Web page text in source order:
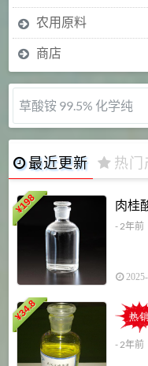
农用原料
商店
草酸铵 99.5% 化学纯
最近更新 热门
¥
198 肉桂
- 2年前
¥
34.8
- 2年前